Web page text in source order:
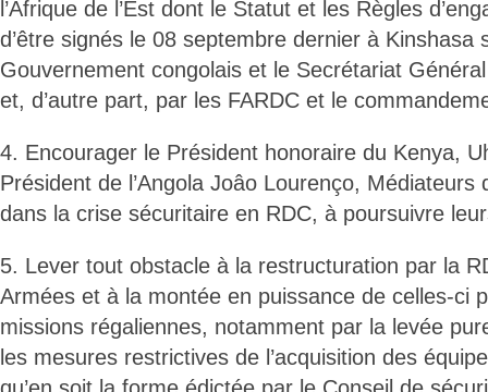
l’Afrique de l’Est dont le Statut et les Règles
d’être signés le 08 septembre dernier à Kinshasa
Gouvernement congolais et le Secrétariat
et, d’autre part, par les FARDC et le
4. Encourager le Président honoraire du Kenya,
Président de l’Angola Joâo Lourenço, Médiateurs
dans la crise sécuritaire en RDC, à poursuivre
5. Lever tout obstacle à la restructuration par la
Armées et à la montée en puissance de celles-ci
missions régaliennes, notamment par la levée
les mesures restrictives de l’acquisition des